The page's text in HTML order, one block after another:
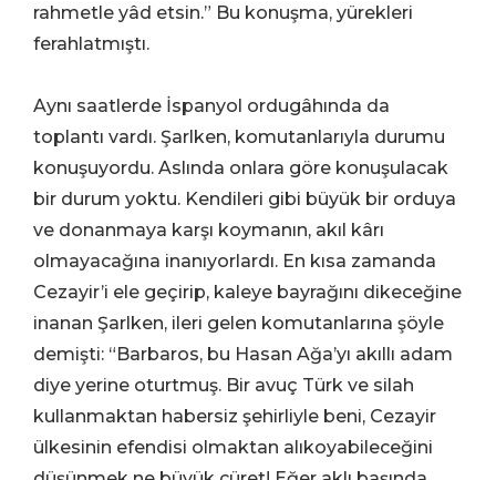
rahmetle yâd etsin.” Bu konuşma, yürekleri
ferahlatmıştı.
Aynı saatlerde İspanyol ordugâhında da
toplantı vardı. Şarlken, komutanlarıyla durumu
konuşuyordu. Aslında onlara göre konuşulacak
bir durum yoktu. Kendileri gibi büyük bir orduya
ve donanmaya karşı koymanın, akıl kârı
olmayacağına inanıyorlardı. En kısa zamanda
Cezayir’i ele geçirip, kaleye bayrağını dikeceğine
inanan Şarlken, ileri gelen komutanlarına şöyle
demişti: “Barbaros, bu Hasan Ağa’yı akıllı adam
diye yerine oturtmuş. Bir avuç Türk ve silah
kullanmaktan habersiz şehirliyle beni, Cezayir
ülkesinin efendisi olmaktan alıkoyabileceğini